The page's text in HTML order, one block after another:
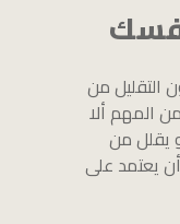
التقليل من
المهم ألا
يقلل من
يعتمد على